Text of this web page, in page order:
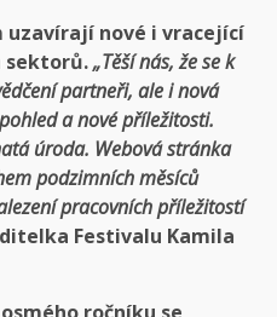
uzavírají nové i vracející
sektorů.„Těší nás, že se k
partneři, ale i nová
a nové příležitosti.
úroda. Webová stránka
podzimních měsíců
pracovních příležitostí
Festivalu Kamila